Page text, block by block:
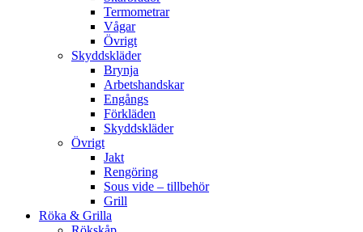
Termometrar
Vågar
Övrigt
Skyddskläder
Brynja
Arbetshandskar
Engångs
Förkläden
Skyddskläder
Övrigt
Jakt
Rengöring
Sous vide – tillbehör
Grill
Röka & Grilla